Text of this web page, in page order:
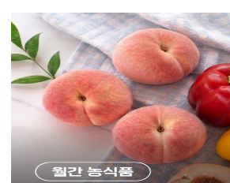
갈증 해소에 도움을 주고,애호박은 칼륨이